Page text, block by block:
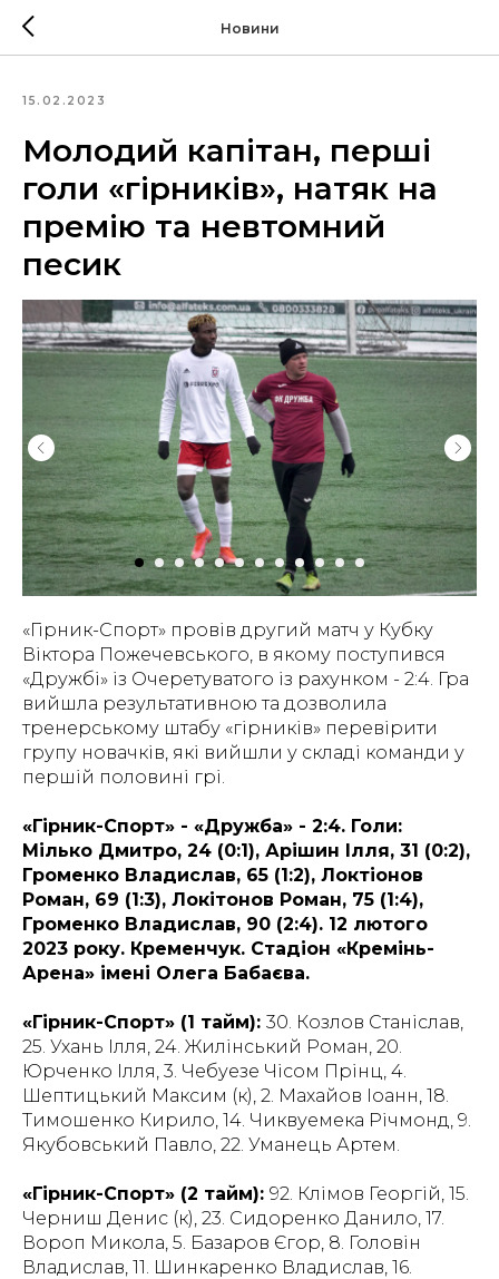
Новини
15.02.2023
Молодий капітан, перші
голи «гірників», натяк на
премію та невтомний
песик
«Гірник-Спорт» провів другий матч у Кубку
Віктора Пожечевського, в якому поступився
«Дружбі» із Очеретуватого із рахунком - 2:4. Гра
вийшла результативною та дозволила
тренерському штабу «гірників» перевірити
групу новачків, які вийшли у складі команди у
першій половині грі.
«Гірник-Спорт» - «Дружба» - 2:4. Голи:
Мілько Дмитро, 24 (0:1), Арішин Ілля, 31 (0:2),
Громенко Владислав, 65 (1:2), Локтіонов
Роман, 69 (1:3), Локітонов Роман, 75 (1:4),
Громенко Владислав, 90 (2:4). 12 лютого
2023 року. Кременчук. Стадіон «Кремінь-
Арена» імені Олега Бабаєва.
«Гірник-Спорт» (1 тайм): 30. Козлов Станіслав,
25. Ухань Ілля, 24. Жилінський Роман, 20.
Юрченко Ілля, 3. Чебуезе Чісом Прінц, 4.
Шептицький Максим (к), 2. Махайов Іоанн, 18.
Тимошенко Кирило, 14. Чиквуемека Річмонд, 9.
Якубовський Павло, 22. Уманець Артем.
«Гірник-Спорт» (2 тайм): 92. Клімов Георгій, 15.
Черниш Денис (к), 23. Сидоренко Данило, 17.
Вороп Микола, 5. Базаров Єгор, 8. Головін
Владислав, 11. Шинкаренко Владислав, 16.